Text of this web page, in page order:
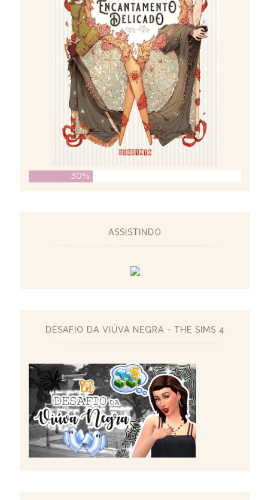
30%
ASSISTINDO
DESAFIO DA VIÚVA NEGRA - THE SIMS 4